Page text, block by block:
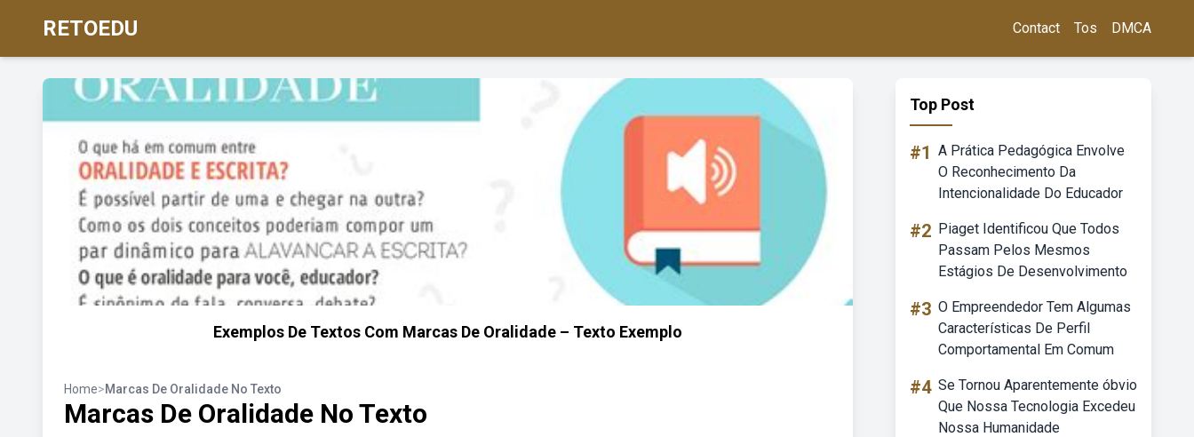
RETOEDU Contact Tos DMCA
Exemplos De Textos Com Marcas De Oralidade – Texto Exemplo
Home>Marcas De Oralidade No Texto
Marcas De Oralidade No Texto
Top Post
#1 A Prática Pedagógica Envolve
O Reconhecimento Da
Intencionalidade Do Educador
#2 Piaget Identificou Que Todos
Passam Pelos Mesmos
Estágios De Desenvolvimento
#3 O Empreendedor Tem Algumas
Características De Perfil
Comportamental Em Comum
#4 Se Tornou Aparentemente óbvio
Que Nossa Tecnologia Excedeu
Nossa Humanidade